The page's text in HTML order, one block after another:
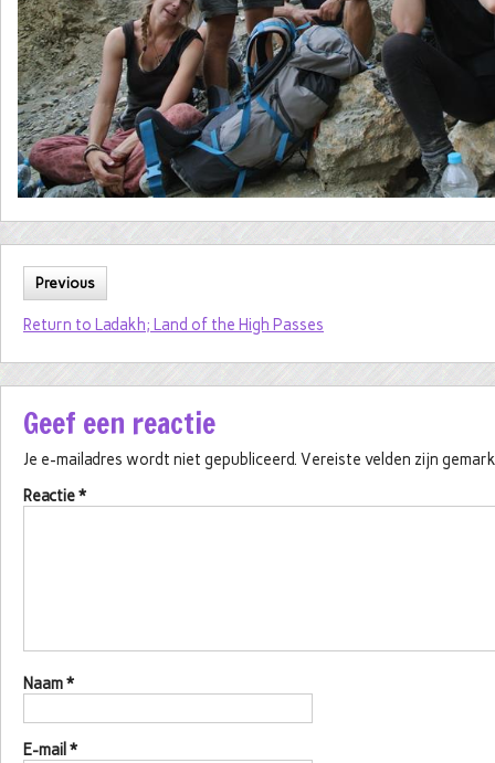
Previous
Return to Ladakh; Land of the High Passes
Geef een reactie
Je e-mailadres wordt niet gepubliceerd. Vereiste velden zijn
Reactie*
Naam*
E-mail *